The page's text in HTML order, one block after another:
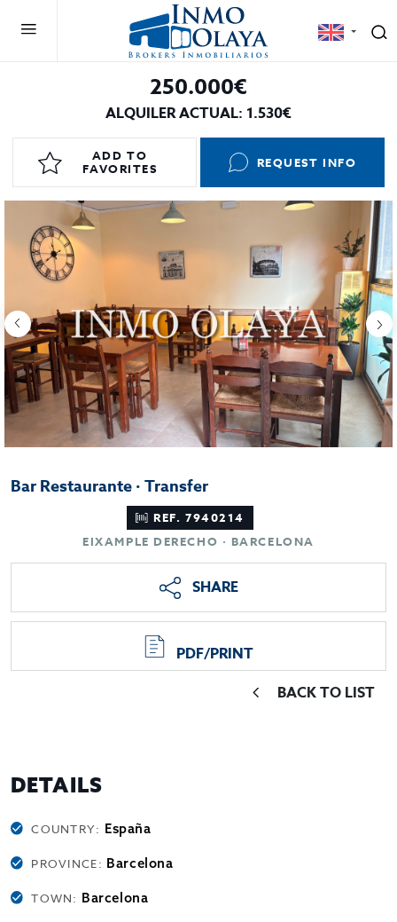
250.000€
ALQUILER ACTUAL: 1.530€
ADD TO
FAVORITES
REQUEST INFO
Bar Restaurante · Transfer
REF. 7940214
EIXAMPLE DERECHO · BARCELONA
SHARE
PDF/PRINT
BACK TO LIST
DETAILS
COUNTRY: España
PROVINCE: Barcelona
TOWN: Barcelona